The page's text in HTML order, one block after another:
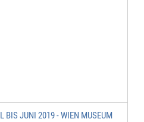
BIS JUNI 2019 - WIEN MUSEUM